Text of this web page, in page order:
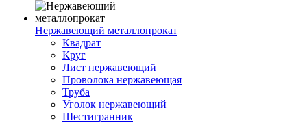
Нержавеющий металлопрокат
Квадрат
Круг
Лист нержавеющий
Проволока нержавеющая
Труба
Уголок нержавеющий
Шестигранник